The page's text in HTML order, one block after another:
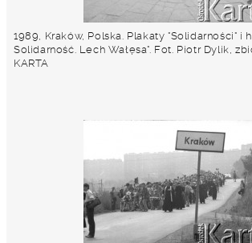
1989, Kraków, Polska. Plakaty "Solidarności" i
Solidarność. Lech Wałęsa". Fot. Piotr Dylik,
KARTA